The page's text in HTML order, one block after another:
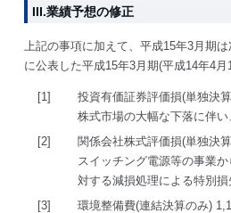
III.業績予想の修正
上記の事項に加えて、平成15年3月期
に公表した平成15年3月期(平成14年4
[1]
投資有価証券評価損(単独決
株式市場の大幅な下落に伴
[2]
関係会社株式評価損(単独決
スイッチング電源等の事業
対する減損処理による特別損
[3]
環境整備費(連結決算のみ)